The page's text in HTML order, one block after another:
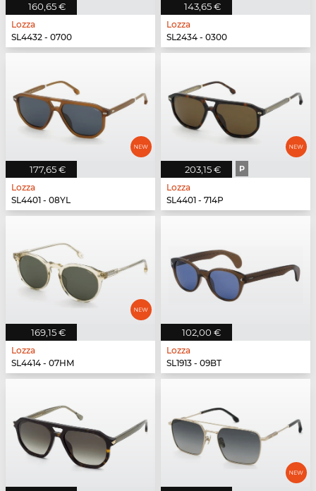
160,65 €
Lozza
SL4432 - 0700
143,65 €
Lozza
SL2434 - 0300
177,65 €
Lozza
SL4401 - 08YL
203,15 € P
Lozza
SL4401 - 714P
169,15 €
Lozza
SL4414 - 07HM
102,00 €
Lozza
SL1913 - 09BT